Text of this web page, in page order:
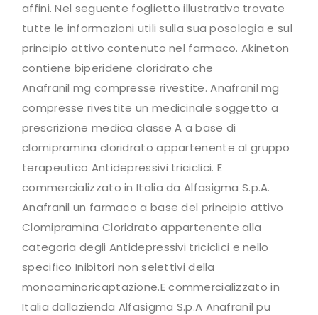
affini. Nel seguente foglietto illustrativo trovate
tutte le informazioni utili sulla sua posologia e sul
principio attivo contenuto nel farmaco. Akineton
contiene biperidene cloridrato che
Anafranil mg compresse rivestite. Anafranil mg
compresse rivestite un medicinale soggetto a
prescrizione medica classe A a base di
clomipramina cloridrato appartenente al gruppo
terapeutico Antidepressivi triciclici. E
commercializzato in Italia da Alfasigma S.p.A.
Anafranil un farmaco a base del principio attivo
Clomipramina Cloridrato appartenente alla
categoria degli Antidepressivi triciclici e nello
specifico Inibitori non selettivi della
monoaminoricaptazione.E commercializzato in
Italia dallazienda Alfasigma S.p.A Anafranil pu